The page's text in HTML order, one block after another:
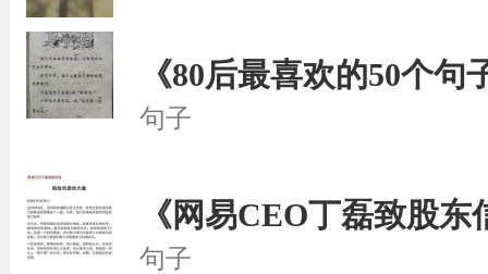
《80后最喜欢的50个句
句子
《网易CEO丁磊致股东
句子